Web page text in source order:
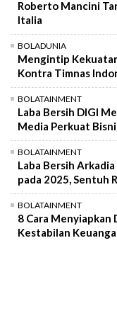
Roberto Mancini
Italia
BOLADUNIA
Mengintip
Kontra Timnas
BOLATAINMENT
Laba Bersih DIGI
Media Perkuat
BOLATAINMENT
Laba Bersih
pada 2025, Sentuh
BOLATAINMENT
8 Cara
Kestabilan